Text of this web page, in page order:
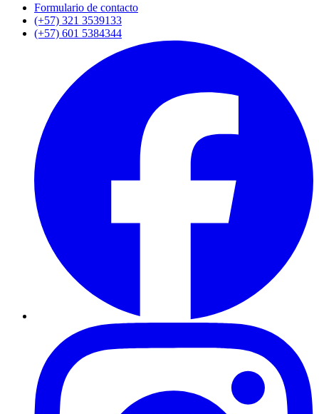
Formulario de contacto
(+57) 321 3539133
(+57) 601 5384344